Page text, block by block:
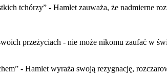
tchórzy” - Hamlet zauważa, że nadmierne
przeżyciach - nie może nikomu zaufać w
- Hamlet wyraża swoją rezygnację,